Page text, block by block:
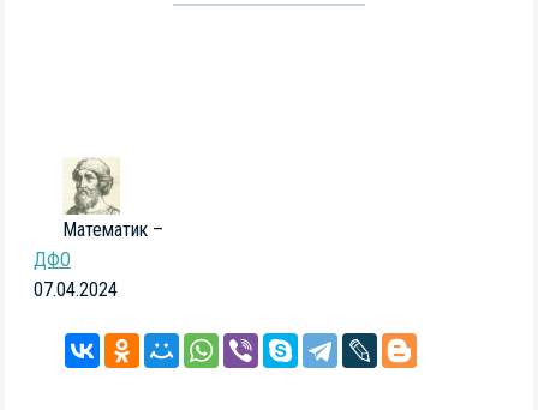
Математик –
ДФО
07.04.2024